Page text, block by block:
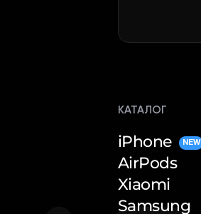
КАТАЛОГ
iPhone NEW
AirPods
Xiaomi
Samsung